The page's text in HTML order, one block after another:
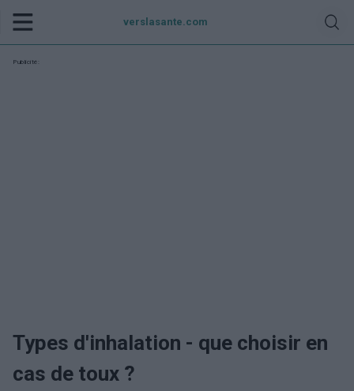
verslasante.com
Publicité:
Types d'inhalation - que choisir en
cas de toux ?